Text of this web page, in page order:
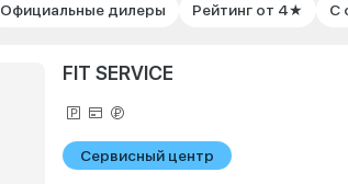
Официальные дилеры Рейтинг от 4★ С
FIT SERVICE
Сервисный центр